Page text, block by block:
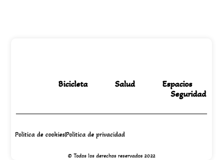
Bicicleta Salud
Espacios
Seguridad
Politica de cookiesPolitica de privacidad
© Todos los derechos reservados 2022